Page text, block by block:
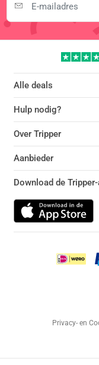
Alle deals
Hulp nodig?
Over Tripper
Aanbieder
Download de
Privacy- en